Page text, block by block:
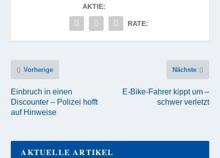
AKTIE:
RATE:
Vorherige
Einbruch in einen
Discounter – Polizei hofft
auf Hinweise
Nächste
E-Bike-Fahrer kippt um –
schwer verletzt
AKTUELLE ARTIKEL